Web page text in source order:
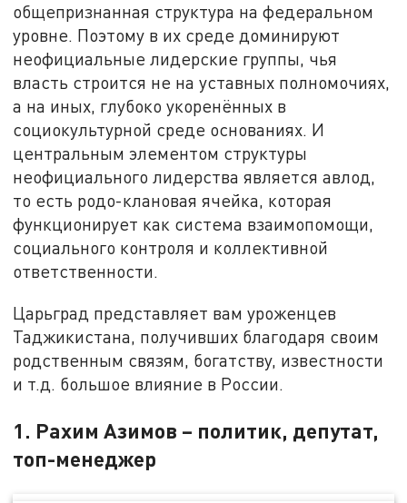
общепризнанная структура на федеральном
уровне. Поэтому в их среде доминируют
неофициальные лидерские группы, чья
власть строится не на уставных полномочиях,
а на иных, глубоко укоренённых в
социокультурной среде основаниях. И
центральным элементом структуры
неофициального лидерства является авлод,
то есть родо-клановая ячейка, которая
функционирует как система взаимопомощи,
социального контроля и коллективной
ответственности.
Царьград представляет вам уроженцев
Таджикистана, получивших благодаря своим
родственным связям, богатству, известности
и т.д. большое влияние в России.
1. Рахим Азимов – политик, депутат,
топ-менеджер